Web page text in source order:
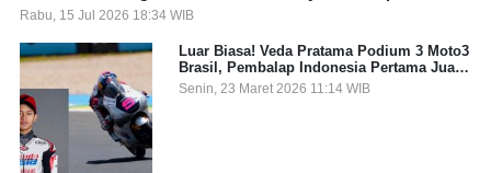
Rabu, 15 Jul 2026 18:34 WIB
Luar Biasa! Veda Pratama Podium 3 Moto3
Brasil, Pembalap Indonesia Pertama Juara
Grand Prix
Senin, 23 Maret 2026 11:14 WIB